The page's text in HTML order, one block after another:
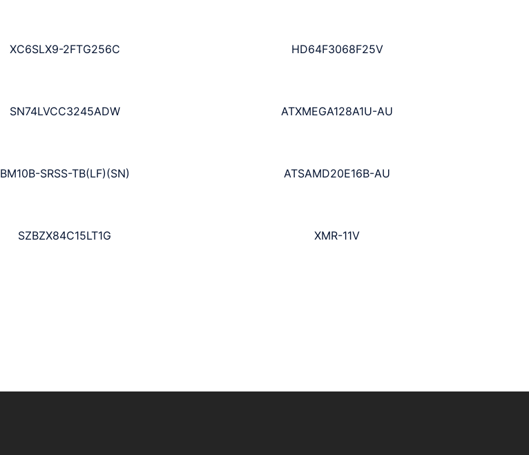
XC6SLX9-2FTG256C HD64F3068F25V
SN74LVCC3245ADW ATXMEGA128A1U-AU
BM10B-SRSS-TB(LF)(SN) ATSAMD20E16B-AU
SZBZX84C15LT1G XMR-11V